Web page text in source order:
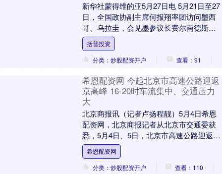
新华社蒙得维的亚5月27日电 5月21日至27
日，全国政协副主席何报翔率团访问墨西
哥、乌拉圭，会见墨参议长费尔南德斯，
众议院副议长帕迭尔纳、洛佩斯、门多萨
等，乌....
括普投资
分类：炒股配资开户
查看：91
希恩配资网 今起北京市高速公路迎返
京高峰 16-20时车流集中、交通压力
大
北京商报讯（记者卢扬程靓）5月4日希恩
配资网，北京商报记者从北京市交通委获
悉，5月4日、5日，北京市高速公路迎返京
车流高峰。受车流量大及降雨天气等因素
影响，16....
希恩配资网
分类：炒股配资开户
查看：110